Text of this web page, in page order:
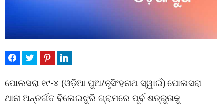
ପୋଲସରା ୧୯-୪ (ଓଡ଼ିଆ ପୁଅ/ନୃସିଂହନାଥ ସ୍ୱାଇଁ) ପୋଲସରା
ଥାନା ଅନ୍ତର୍ଗତ ବିଲେଇଝୁରି ଗ୍ରାମରେ ପୂର୍ବ ଶତ୍ରୁତାକୁ